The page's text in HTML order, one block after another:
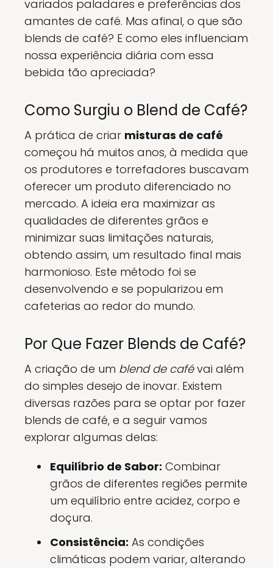
variados paladares e preferências dos
amantes de café. Mas afinal, o que são
blends de café? E como eles influenciam
nossa experiência diária com essa
bebida tão apreciada?
Como Surgiu o Blend de Café?
A prática de criar misturas de café
começou há muitos anos, à medida que
os produtores e torrefadores buscavam
oferecer um produto diferenciado no
mercado. A ideia era maximizar as
qualidades de diferentes grãos e
minimizar suas limitações naturais,
obtendo assim, um resultado final mais
harmonioso. Este método foi se
desenvolvendo e se popularizou em
cafeterias ao redor do mundo.
Por Que Fazer Blends de Café?
A criação de um blend de cafévai além
do simples desejo de inovar. Existem
diversas razões para se optar por fazer
blends de café, e a seguir vamos
explorar algumas delas:
Equilíbrio de Sabor: Combinar
grãos de diferentes regiões permite
um equilíbrio entre acidez, corpo e
doçura.
Consistência: As condições
climáticas podem variar, alterando